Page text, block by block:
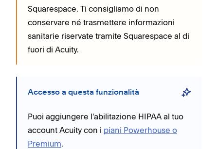
Squarespace. Ti consigliamo di non
conservare né trasmettere informazioni
sanitarie riservate tramite Squarespace al di
fuori di Acuity.
Accesso a questa funzionalità
Puoi aggiungere l'abilitazione HIPAA al tuo
account Acuity con i piani Powerhouse o
Premium.